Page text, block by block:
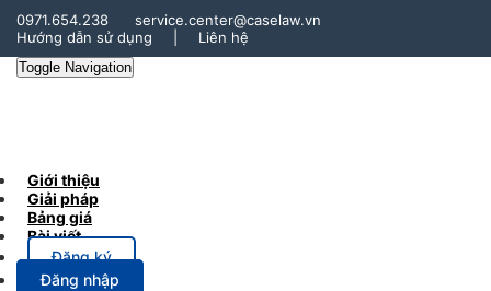
0971.654.238
service.center@caselaw.vn
Hướng dẫn sử dụng
Liên hệ
Toggle Navigation
Giới thiệu
Giải pháp
Bảng giá
Bài viết
Đăng ký
Đăng nhập